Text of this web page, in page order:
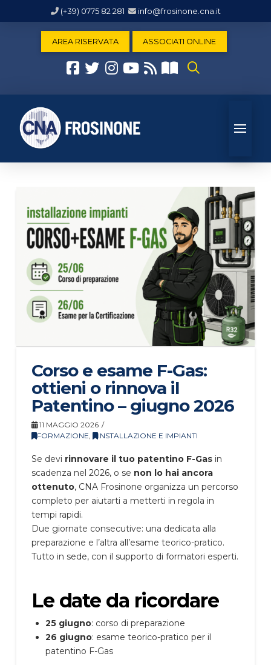
(+39) 0775 82 281 info@frosinone.cna.it
AREA RISERVATA ASSOCIATI ONLINE
Corso e esame F-Gas:
ottieni o rinnova il
Patentino – giugno 2026
11 MAGGIO 2026
FORMAZIONE, INSTALLAZIONE E IMPIANTI
Se devi rinnovare il tuo patentino F-Gasin
scadenza nel 2026, o se non lo hai ancora
ottenuto, CNA Frosinone organizza un percorso
completo per aiutarti a metterti in regola in
tempi rapidi.
Due giornate consecutive: una dedicata alla
preparazione e l’altra all’esame teorico-pratico.
Tutto in sede, con il supporto di formatori esperti.
Le date da ricordare
25 giugno: corso di preparazione
26 giugno: esame teorico-pratico per il
patentino F-Gas